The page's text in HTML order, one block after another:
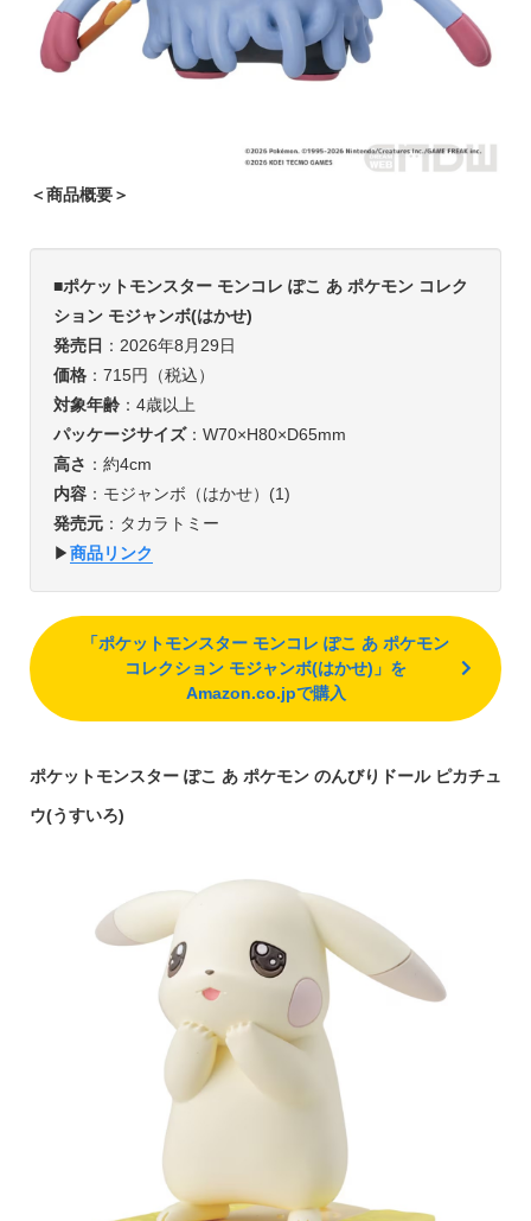
＜商品概要＞
■ポケットモンスター モンコレ ぽこ あ ポケモン コレク
ション モジャンボ(はかせ)
発売日 ：2026年8月29日
価格：715円（税込）
対象年齢：4歳以上
パッケージサイズ：W70×H80×D65mm
高さ ：約4cm
内容：モジャンボ（はかせ）(1)
発売元：タカラトミー
▶︎商品リンク
「ポケットモンスター モンコレ ぽこ あ ポケモン
コレクション モジャンボ(はかせ)」を
Amazon.co.jpで購入
ポケットモンスター ぽこ あ ポケモン のんびりドール ピカチュ
ウ(うすいろ)